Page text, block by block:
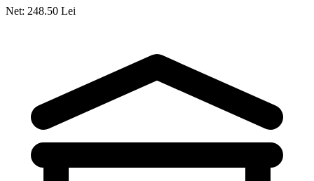
Net: 248.50 Lei